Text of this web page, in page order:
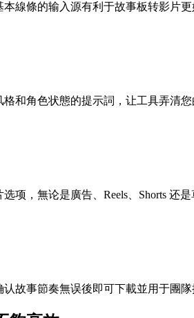
線條的输入源有利于故事板转影片更
和角色状態的提示詞，让工具弄清您
项，無论是廣告、Reels、Shorts 还是
故事節奏無误後即可下載並用于團隊